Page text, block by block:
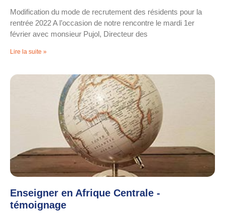
Modification du mode de recrutement des résidents pour la
rentrée 2022 A l’occasion de notre rencontre le mardi 1er
février avec monsieur Pujol, Directeur des
Lire la suite »
Enseigner en Afrique Centrale -
témoignage